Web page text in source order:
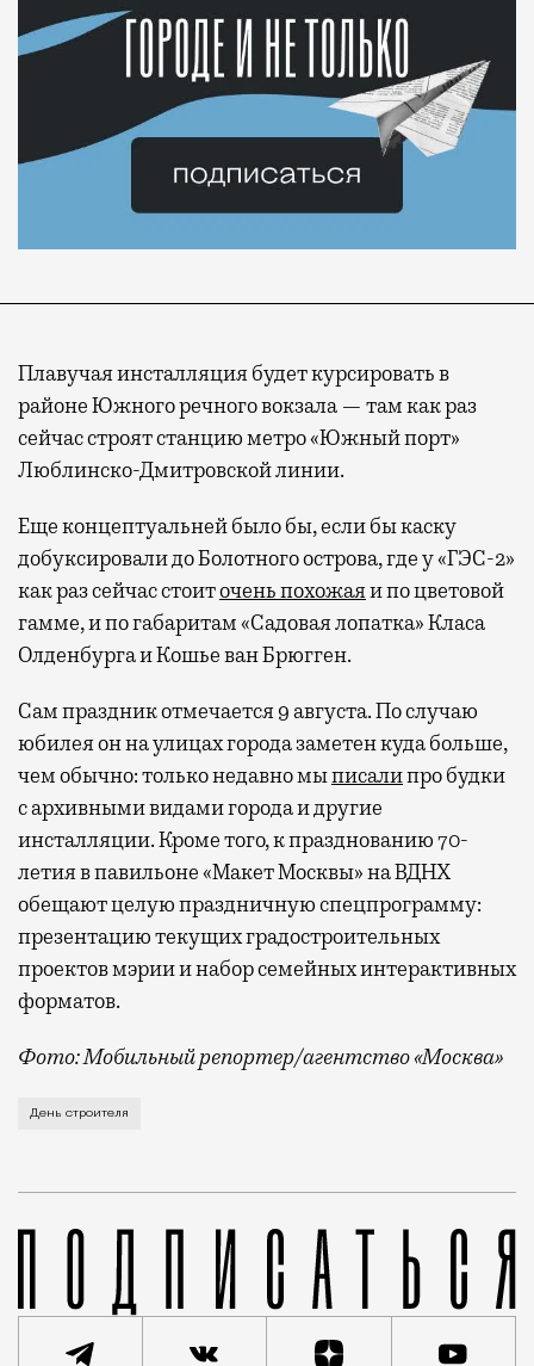
Плавучая инсталляция будет курсировать в
районе Южного речного вокзала — там как раз
сейчас строят станцию метро «Южный порт»
Люблинско-Дмитровской линии.
Еще концептуальней было бы, если бы каску
добуксировали до Болотного острова, где у «ГЭС-2»
как раз сейчас стоиточень похожаяи по цветовой
гамме, и по габаритам «Садовая лопатка» Класа
Олденбурга и Кошье ван Брюгген.
Сам праздник отмечается 9 августа. По случаю
юбилея он на улицах города заметен куда больше,
чем обычно: только недавно мыписалипро будки
с архивными видами города и другие
инсталляции. Кроме того, к празднованию 70-
летия в павильоне «Макет Москвы» на ВДНХ
обещают целую праздничную спецпрограмму:
презентацию текущих градостроительных
проектов мэрии и набор семейных интерактивных
форматов.
Фото: Мобильный репортер/агентство «Москва»
Это каска в фирменных цветах департамента
День строителя